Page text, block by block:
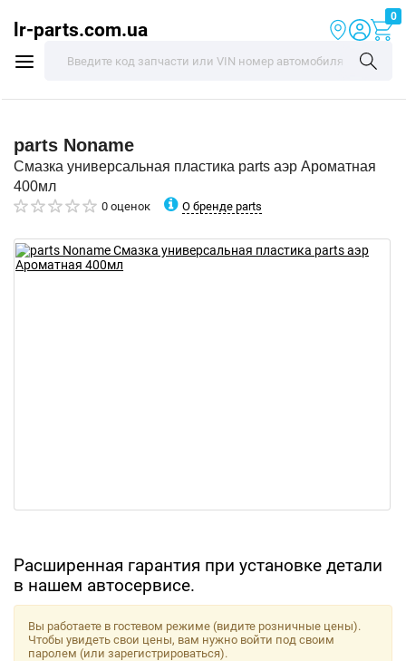
lr-parts.com.ua
0
parts Noname
Смазка универсальная пластика parts аэр Ароматная
400мл
0 оценок О бренде parts
Расширенная гарантия при установке детали
в нашем автосервисе.
Вы работаете в гостевом режиме (видите розничные цены).
Чтобы увидеть свои цены, вам нужно войти под своим
паролем (или зарегистрироваться).